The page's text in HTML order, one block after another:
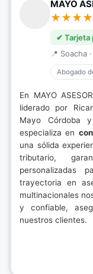
MAYO
✔ Tarjeta
📍 Soacha
Abogado
En MAYO
liderado por
Mayo Córdoba
especializa en
una sólida
tributario,
personalizadas
trayectoria en
multinacionales
y confiable,
nuestros clientes.